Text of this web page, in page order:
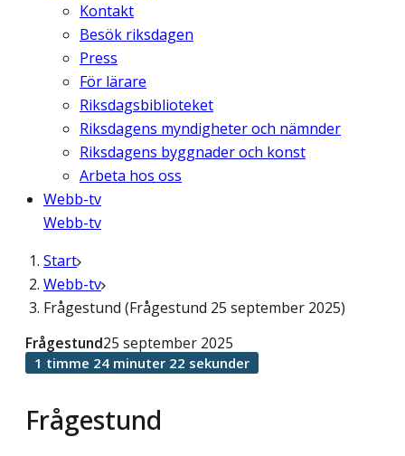
Kontakt
Besök riksdagen
Press
För lärare
Riksdagsbiblioteket
Riksdagens myndigheter och nämnder
Riksdagens byggnader och konst
Arbeta hos oss
Webb-tv
Webb-tv
Start
Webb-tv
Frågestund (Frågestund 25 september 2025)
Frågestund
Frågestund25 september 2025
1 timme 24 minuter 22 sekunder